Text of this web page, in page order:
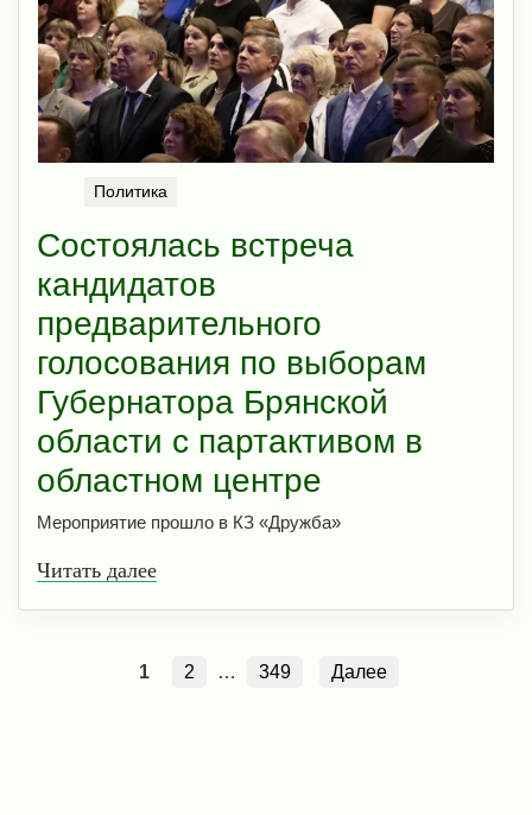
Политика
Состоялась встреча
кандидатов
предварительного
голосования по выборам
Губернатора Брянской
области с партактивом в
областном центре
Мероприятие прошло в КЗ «Дружба»
Читать далее
1 2 … 349 Далее